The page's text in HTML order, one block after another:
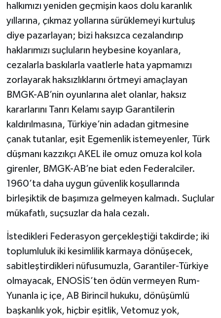
halkımızı yeniden geçmişin kaos dolu karanlık
yıllarına, çıkmaz yollarına sürüklemeyi kurtuluş
diye pazarlayan; bizi haksızca cezalandırıp
haklarımızı suçluların heybesine koyanlara,
cezalarla baskılarla vaatlerle hata yapmamızı
zorlayarak haksızlıklarını örtmeyi amaçlayan
BMGK-AB’nin oyunlarına alet olanlar, haksız
kararlarını Tanrı Kelamı sayıp Garantilerin
kaldırılmasına, Türkiye’nin adadan gitmesine
çanak tutanlar, eşit Egemenlik istemeyenler, Türk
düşmanı kazzıkçı AKEL ile omuz omuza kol kola
girenler, BMGK-AB’ne biat eden Federalciler.
1960’ta daha uygun güvenlik koşullarında
birleşiktik de başımıza gelmeyen kalmadı. Suçlular
mükafatlı, suçsuzlar da hala cezalı.
İstedikleri Federasyon gerçekleştiği takdirde; iki
toplumluluk iki kesimlilik karmaya dönüşecek,
sabitleştirdikleri nüfusumuzla, Garantiler-Türkiye
olmayacak, ENOSİS’ten ödün vermeyen Rum-
Yunanla iç içe, AB Birincil hukuku, dönüşümlü
başkanlık yok, hiçbir eşitlik, Vetomuz yok,